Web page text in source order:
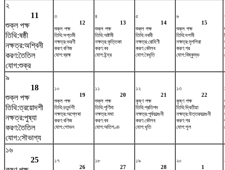
২
11
শুক্ল পক্ষ
তিথি:ষষ্ঠী
নক্ষত্র:অশ্বিনী
করণ:তৈতিল
যোগ:শুক্র
৩
12
শুক্ল পক্ষ
তিথি:সপ্তমী
নক্ষত্র:ভরণী
করণ:বণিজ
যোগ:ব্রহ্ম
৪
13
শুক্ল পক্ষ
তিথি:অষ্টমী
নক্ষত্র:কৃত্তিকা
করণ:বব
যোগ:ইন্দ্র
৫
14
শুক্ল পক্ষ
তিথি:নবমী
নক্ষত্র:রোহিণী
করণ:কৌলব
যোগ:বৈধৃতি
৬
15
শুক্ল পক্ষ
তিথি:দশমী
নক্ষত্র:মৃগশিরা
করণ:গর
যোগ:বিষ্কুম্ভ
৯
18
শুক্ল পক্ষ
তিথি:ত্রয়োদশী
নক্ষত্র:পুষ্যা
করণ:তৈতিল
যোগ:সৌভাগ্য
১০
19
শুক্ল পক্ষ
তিথি:চতুর্দশী
নক্ষত্র:অশ্লেষা
করণ:বণিজ
যোগ:শোভন
১১
20
শুক্ল পক্ষ
তিথি:পূর্ণিমা
নক্ষত্র:মঘা
করণ:বব
যোগ:অতিগণ্ড
১২
21
কৃষ্ণ পক্ষ
তিথি:প্রতিপদ
নক্ষত্র:পূর্বফাল্গুনী
করণ:কৌলব
যোগ:ধৃতি
১৩
22
কৃষ্ণ পক্ষ
তিথি:দ্বিতীয়া
নক্ষত্র:উত্তরফাল্গুনী
করণ:গর
যোগ:শূল
১৬
25
১৭
26
১৮
27
১৯
28
২০
1